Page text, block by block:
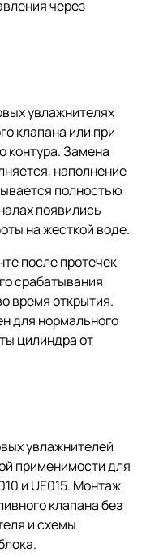
через
увлажнителях
клапана или при
контура. Замена
наполнение
полностью
появились
на жесткой воде.
после протечек
срабатывания
время открытия.
для нормального
цилиндра от
увлажнителей
применимости для
и UE015. Монтаж
клапана без
и схемы